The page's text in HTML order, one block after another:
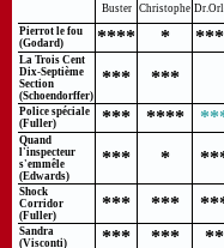
Buster Christophe
Pierrot le fou
(Godard)
**** *
La Trois Cent
Dix-Septième
Section
(Schoendorffer)
*** ***
Police spéciale
(Fuller)
*** ****
Quand
l'inspecteur
s'emmêle
(Edwards)
*** *
Shock
Corridor
(Fuller)
*** ***
Sandra
(Visconti)
*** *** **